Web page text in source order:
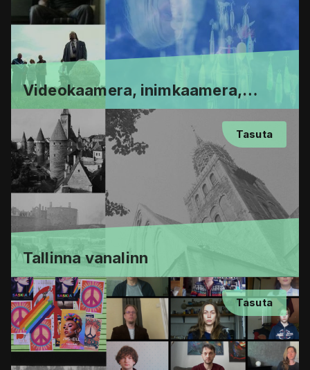
Videokaamera, inimkaamera,
kunstkaamera - sissejuhatus
videokunsti
Tasuta
Tallinna vanalinn
Tasuta